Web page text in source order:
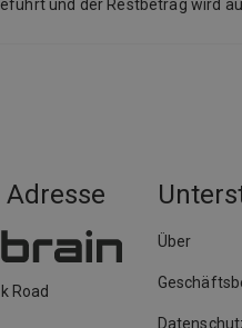
und der Restbetrag wird
Adresse
Road
Über